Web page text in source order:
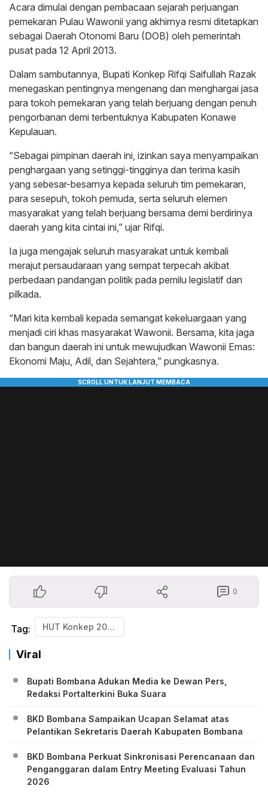
Acara dimulai dengan pembacaan sejarah perjuangan
pemekaran Pulau Wawonii yang akhirnya resmi ditetapkan
sebagai Daerah Otonomi Baru (DOB) oleh pemerintah
pusat pada 12 April 2013.
Dalam sambutannya, Bupati Konkep Rifqi Saifullah Razak
menegaskan pentingnya mengenang dan menghargai jasa
para tokoh pemekaran yang telah berjuang dengan penuh
pengorbanan demi terbentuknya Kabupaten Konawe
Kepulauan.
“Sebagai pimpinan daerah ini, izinkan saya menyampaikan
penghargaan yang setinggi-tingginya dan terima kasih
yang sebesar-besarnya kepada seluruh tim pemekaran,
para sesepuh, tokoh pemuda, serta seluruh elemen
masyarakat yang telah berjuang bersama demi berdirinya
daerah yang kita cintai ini,” ujar Rifqi.
Ia juga mengajak seluruh masyarakat untuk kembali
merajut persaudaraan yang sempat terpecah akibat
perbedaan pandangan politik pada pemilu legislatif dan
pilkada.
“Mari kita kembali kepada semangat kekeluargaan yang
menjadi ciri khas masyarakat Wawonii. Bersama, kita jaga
dan bangun daerah ini untuk mewujudkan Wawonii Emas:
Ekonomi Maju, Adil, dan Sejahtera,” pungkasnya.
0
Tag: HUT Konkep 2025
Viral
Bupati Bombana Adukan Media ke Dewan Pers,
Redaksi Portalterkini Buka Suara
BKD Bombana Sampaikan Ucapan Selamat atas
Pelantikan Sekretaris Daerah Kabupaten Bombana
BKD Bombana Perkuat Sinkronisasi Perencanaan dan
Penganggaran dalam Entry Meeting Evaluasi Tahun
2026